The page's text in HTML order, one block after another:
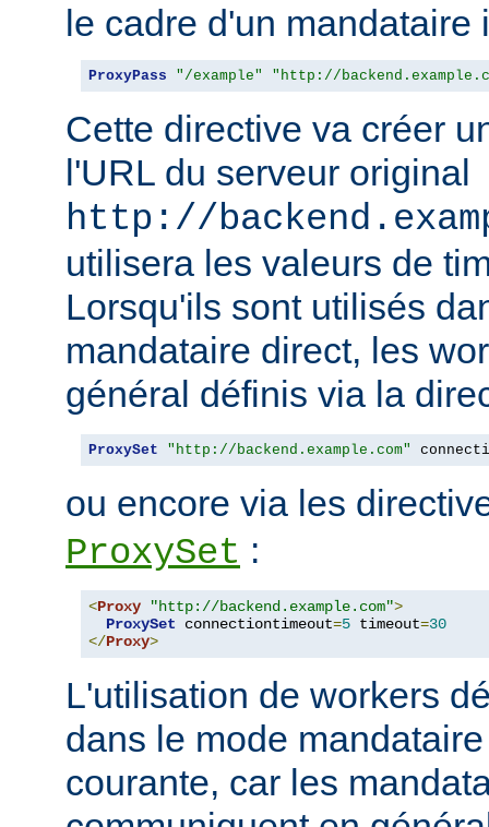
le cadre d'un mandataire
ProxyPass "/example" "http://
Cette directive va créer
l'URL du serveur original
http://
utilisera les valeurs de
Lorsqu'ils sont utilisés
mandataire direct, les
général définis via la
ProxySet "http://backend.example.com"
ou encore via les
ProxySet :
<Proxy "http://backend.example.com">
ProxySet connectiontimeout=5 timeout=30
</Proxy>
L'utilisation de workers
dans le mode
courante, car les